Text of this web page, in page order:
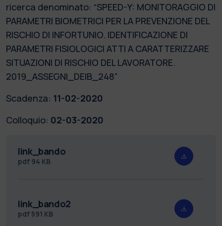
ricerca denominato: “SPEED-Y: MONITORAGGIO DI
PARAMETRI BIOMETRICI PER LA PREVENZIONE DEL
RISCHIO DI INFORTUNIO. IDENTIFICAZIONE DI
PARAMETRI FISIOLOGICI ATTI A CARATTERIZZARE
SITUAZIONI DI RISCHIO DEL LAVORATORE.
2019_ASSEGNI_DEIB_248”
Scadenza: 11-02-2020
Colloquio: 02-03-2020
link_bando
pdf 94 KB
link_bando2
pdf 591 KB